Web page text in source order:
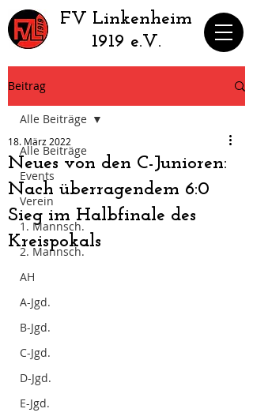
​FV Linkenheim
1919 e.V.
Beitrag
Alle Beiträge
Events
Verein
1. Mannsch.
2. Mannsch.
AH
A-Jgd.
B-Jgd.
C-Jgd.
D-Jgd.
E-Jgd.
Alle Beiträge
Neues von den C-Junioren:
Nach überragendem 6:0
Sieg im Halbfinale des
Kreispokals
18. März 2022